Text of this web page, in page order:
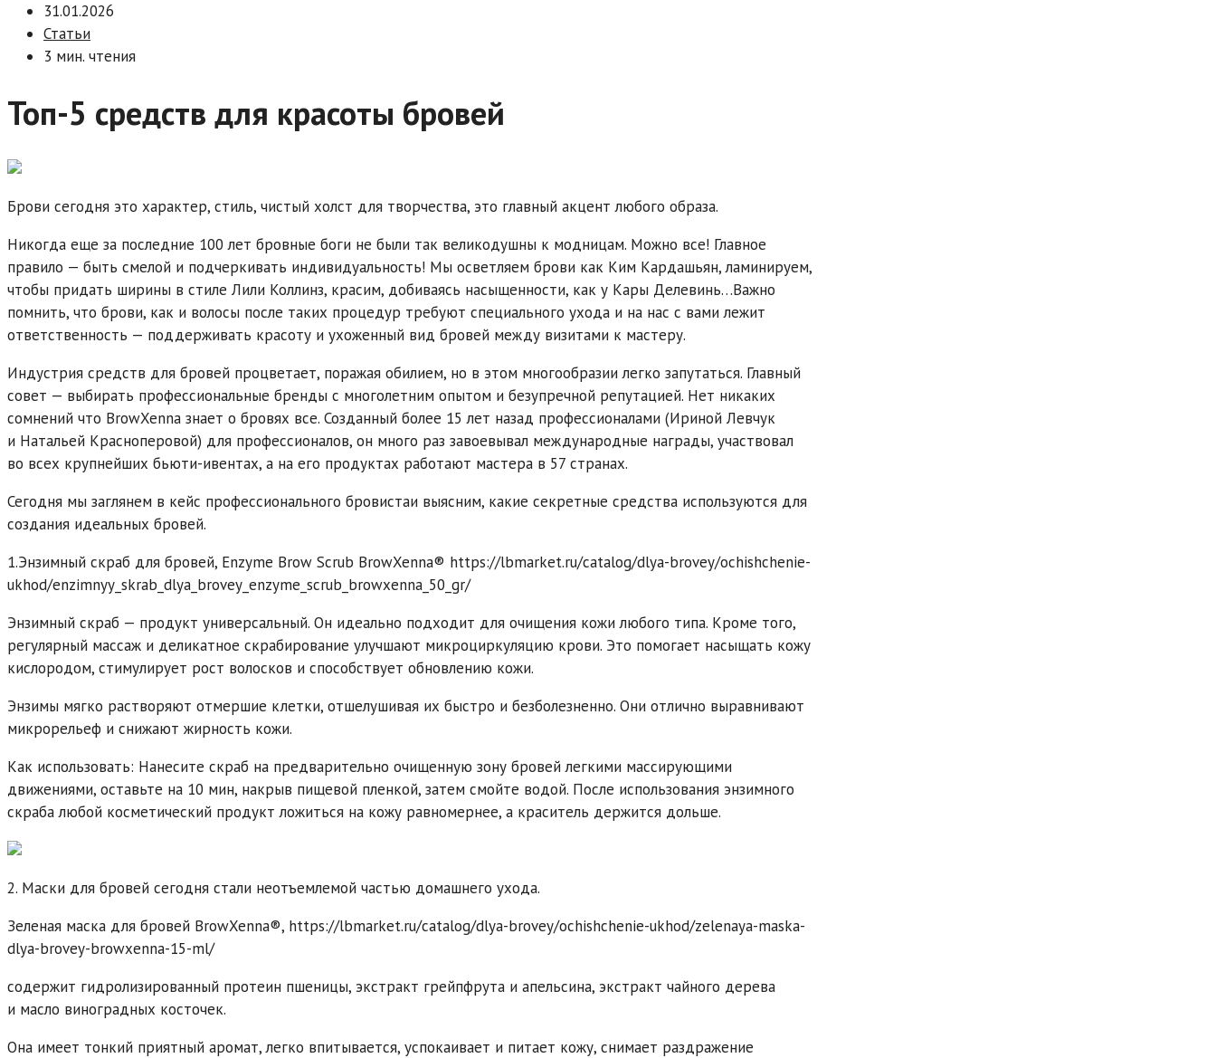
31.01.2026
Статьи
3 мин. чтения
Топ-5 средств для красоты бровей
Брови сегодня это характер, стиль, чистый холст для творчества, это главный акцент любого образа.
Никогда еще за последние 100 лет бровные боги не были так великодушны к модницам. Можно все! Главное
правило — быть смелой и подчеркивать индивидуальность! Мы осветляем брови как Ким Кардашьян, ламинируем,
чтобы придать ширины в стиле Лили Коллинз, красим, добиваясь насыщенности, как у Кары Делевинь…Важно
помнить, что брови, как и волосы после таких процедур требуют специального ухода и на нас с вами лежит
ответственность — поддерживать красоту и ухоженный вид бровей между визитами к мастеру.
Индустрия средств для бровей процветает, поражая обилием, но в этом многообразии легко запутаться. Главный
совет — выбирать профессиональные бренды с многолетним опытом и безупречной репутацией. Нет никаких
сомнений что BrowXenna знает о бровях все. Созданный более 15 лет назад профессионалами (Ириной Левчук
и Натальей Красноперовой) для профессионалов, он много раз завоевывал международные награды, участвовал
во всех крупнейших бьюти-ивентах, а на его продуктах работают мастера в 57 странах.
Сегодня мы заглянем в кейс профессионального бровистаи выясним, какие секретные средства используются для
создания идеальных бровей.
1.Энзимный скраб для бровей, Enzyme Brow Scrub BrowXenna® https://lbmarket.ru/catalog/dlya-brovey/ochishchenie-
ukhod/enzimnyy_skrab_dlya_brovey_enzyme_scrub_browxenna_50_gr/
Энзимный скраб — продукт универсальный. Он идеально подходит для очищения кожи любого типа. Кроме того,
регулярный массаж и деликатное скрабирование улучшают микроциркуляцию крови. Это помогает насыщать кожу
кислородом, стимулирует рост волосков и способствует обновлению кожи.
Энзимы мягко растворяют отмершие клетки, отшелушивая их быстро и безболезненно. Они отлично выравнивают
микрорельеф и снижают жирность кожи.
Как использовать: Нанесите скраб на предварительно очищенную зону бровей легкими массирующими
движениями, оставьте на 10 мин, накрыв пищевой пленкой, затем смойте водой. После использования энзимного
скраба любой косметический продукт ложиться на кожу равномернее, а краситель держится дольше.
2. Маски для бровей сегодня стали неотъемлемой частью домашнего ухода.
Зеленая маска для бровей BrowXenna®, https://lbmarket.ru/catalog/dlya-brovey/ochishchenie-ukhod/zelenaya-maska-
dlya-brovey-browxenna-15-ml/
содержит гидролизированный протеин пшеницы, экстракт грейпфрута и апельсина, экстракт чайного дерева
и масло виноградных косточек.
Она имеет тонкий приятный аромат, легко впитывается, успокаивает и питает кожу, снимает раздражение